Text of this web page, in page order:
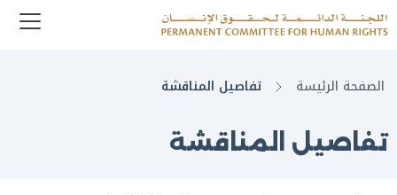
الصفحة الرئيسة تفاصيل المناقشة
تفاصيل المناقشة